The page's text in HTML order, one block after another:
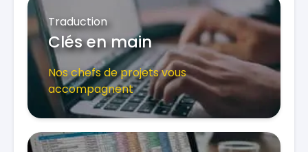
Traduction
Clés en main
Nos chefs de projets vous
accompagnent